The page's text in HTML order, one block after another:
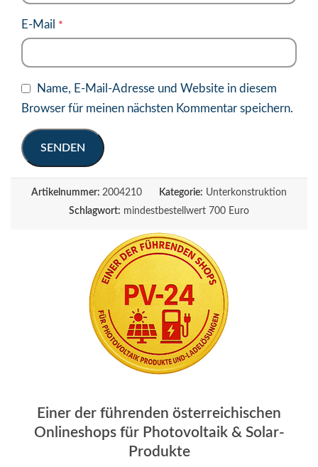
E-Mail *
Name, E-Mail-Adresse und Website in diesem
Browser für meinen nächsten Kommentar speichern.
Artikelnummer: 2004210 Kategorie: Unterkonstruktion
Schlagwort: mindestbestellwert 700 Euro
Einer der führenden österreichischen
Onlineshops für Photovoltaik & Solar-
Produkte